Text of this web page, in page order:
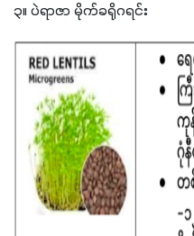
၃။ ပဲရာဇာ မိုက်ခရိုဂရင်း